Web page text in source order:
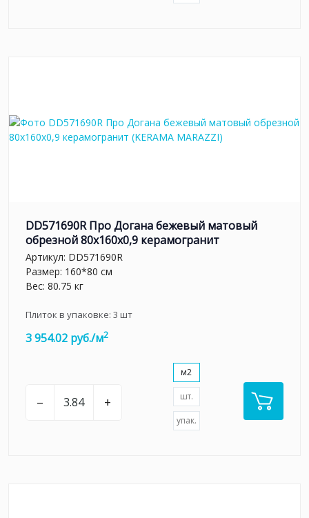
DD571690R Про Догана бежевый матовый
обрезной 80x160x0,9 керамогранит
Артикул: DD571690R
Размер: 160*80 см
Вес: 80.75 кг
Плиток в упаковке: 3 шт
3 954.02 руб./м2
– +
м2
шт.
упак.